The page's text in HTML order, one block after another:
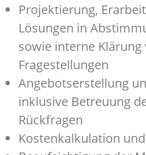
Projektierung,
Lösungen in
sowie interne
Fragestellungen
Angebotserstellung
inklusive Betreuung
Rückfragen
Kostenkalkulation